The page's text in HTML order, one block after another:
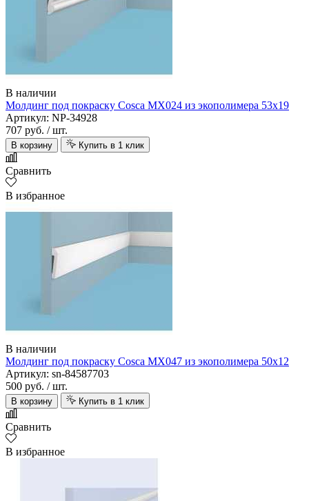
В наличии
Молдинг под покраску Cosca MX024 из экополимера 53х19
Артикул: NP-34928
707 руб. / шт.
В корзину Купить в 1 клик
Сравнить
В избранное
В наличии
Молдинг под покраску Cosca MX047 из экополимера 50х12
Артикул: sn-84587703
500 руб. / шт.
В корзину Купить в 1 клик
Сравнить
В избранное